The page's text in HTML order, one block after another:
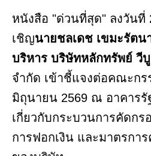
หนังสือ "ด่วนที่สุด" ลงวันที่
เชิญนายชลเดช เขมะรัตน
บริหาร บริษัทหลักทรัพย์ วี
จำกัด เข้าชี้แจงต่อคณะกร
มิถุนายน 2569 ณ อาคารรั
เกี่ยวกับกระบวนการคัดกร
การฟอกเงิน และมาตรกา